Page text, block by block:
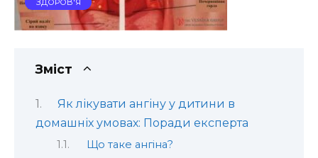
ЗДОРОВ'Я
Зміст
Як лікувати ангіну у дитини в
домашніх умовах: Поради експерта
Що таке ангіна?